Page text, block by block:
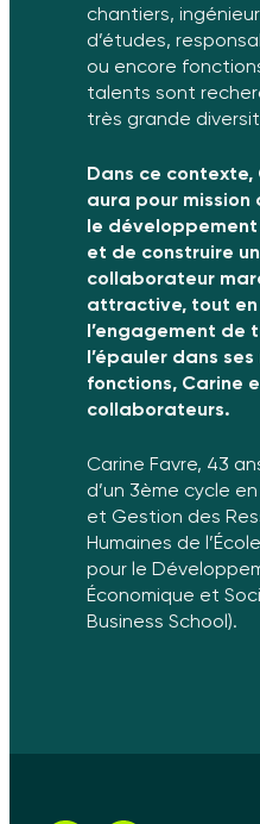
chantiers,
d’études,
ou encore
talents sont
très grande
Dans ce contexte,
aura pour mission
le développement
et de construire
collaborateur
attractive, tout
l’engagement de
l’épauler dans
fonctions, Carine
collaborateurs.
Carine Favre, 43
d’un 3ème cycle
et Gestion des
Humaines de
pour le
Économique et
Business School).